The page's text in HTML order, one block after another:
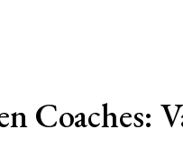
Coaches: